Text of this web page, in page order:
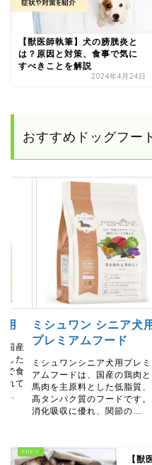
【獣医師執筆】犬の膀胱炎と
は？原因と対策、食事で気に
すべきことを解説
2024年4月24日
おすすめドッグフー
用
国産
した
で食
れて
ミシュワン シニア犬用
プレミアムフード
ミシュワンシニア犬用プレミ
アムフードは、国産の鶏肉と
馬肉を主原料とした低脂質、
高タンパク質のフードです。
消化吸収に優れ、関節の…
【獣